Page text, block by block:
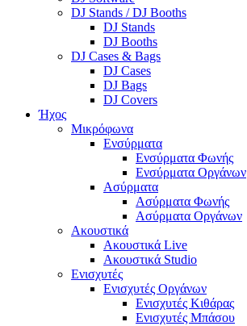
DJ Stands / DJ Booths
DJ Stands
DJ Booths
DJ Cases & Bags
DJ Cases
DJ Bags
DJ Covers
Ήχος
Μικρόφωνα
Ενσύρματα
Ενσύρματα Φωνής
Ενσύρματα Οργάνων
Ασύρματα
Ασύρματα Φωνής
Ασύρματα Οργάνων
Ακουστικά
Ακουστικά Live
Ακουστικά Studio
Ενισχυτές
Ενισχυτές Οργάνων
Ενισχυτές Κιθάρας
Ενισχυτές Μπάσου